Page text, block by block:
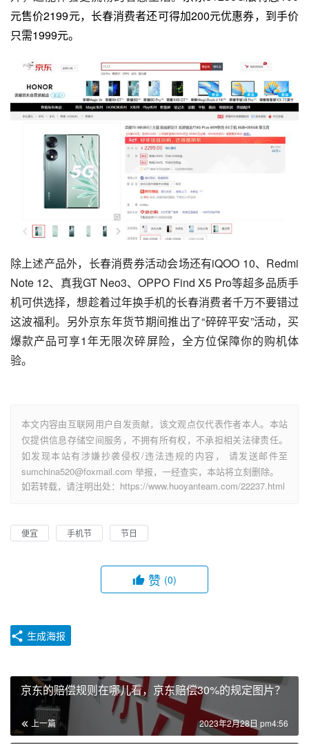
元售价2199元，长春消费者还可得加200元优惠券，到手价
只需1999元。
除上述产品外，长春消费券活动会场还有iQOO 10、 Redmi
Note 12、真我GT Neo3、OPPO Find X5 Pro等超多品质手
机可供选择，想趁着过年换手机的长春消费者千万不要错过
这波福利。另外京东年货节期间推出了“碎碎平安”活动，买
爆款产品可享1年无限次碎屏险，全方位保障你的购机体
验。
本文内容由互联网用户自发贡献，该文观点仅代表作者本人。本站
仅提供信息存储空间服务，不拥有所有权，不承担相关法律责任。
如发现本站有涉嫌抄袭侵权/违法违规的内容， 请发送邮件至
sumchina520@foxmail.com 举报，一经查实，本站将立刻删除。
如若转载，请注明出处：https://www.huoyanteam.com/22237.html
便宜 手机节 节日
赞 (0)
生成海报
京东的赔偿规则在哪儿看，京东赔偿30%的规定图片？
上一篇 2023年2月28日 pm4:56